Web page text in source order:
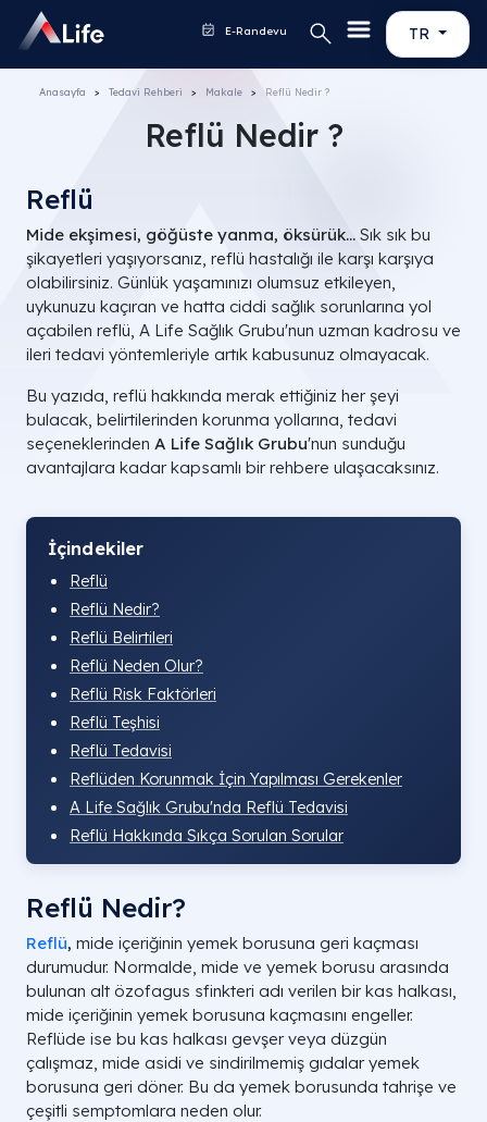
TR
E-Randevu
Anasayfa Tedavi Rehberi Makale Reflü Nedir ?
Reflü Nedir ?
Reflü
Mide ekşimesi, göğüste yanma, öksürük... Sık sık bu
şikayetleri yaşıyorsanız, reflü hastalığı ile karşı karşıya
olabilirsiniz. Günlük yaşamınızı olumsuz etkileyen,
uykunuzu kaçıran ve hatta ciddi sağlık sorunlarına yol
açabilen reflü, A Life Sağlık Grubu'nun uzman kadrosu ve
ileri tedavi yöntemleriyle artık kabusunuz olmayacak.
Bu yazıda, reflü hakkında merak ettiğiniz her şeyi
bulacak, belirtilerinden korunma yollarına, tedavi
seçeneklerinden A Life Sağlık Grubu'nun sunduğu
avantajlara kadar kapsamlı bir rehbere ulaşacaksınız.
İçindekiler
Reflü
Reflü Nedir?
Reflü Belirtileri
Reflü Neden Olur?
Reflü Risk Faktörleri
Reflü Teşhisi
Reflü Tedavisi
Reflüden Korunmak İçin Yapılması Gerekenler
A Life Sağlık Grubu'nda Reflü Tedavisi
Reflü Hakkında Sıkça Sorulan Sorular
Reflü Nedir?
Reflü, mide içeriğinin yemek borusuna geri kaçması
durumudur. Normalde, mide ve yemek borusu arasında
bulunan alt özofagus sfinkteri adı verilen bir kas halkası,
mide içeriğinin yemek borusuna kaçmasını engeller.
Reflüde ise bu kas halkası gevşer veya düzgün
çalışmaz, mide asidi ve sindirilmemiş gıdalar yemek
borusuna geri döner. Bu da yemek borusunda tahrişe ve
çeşitli semptomlara neden olur.